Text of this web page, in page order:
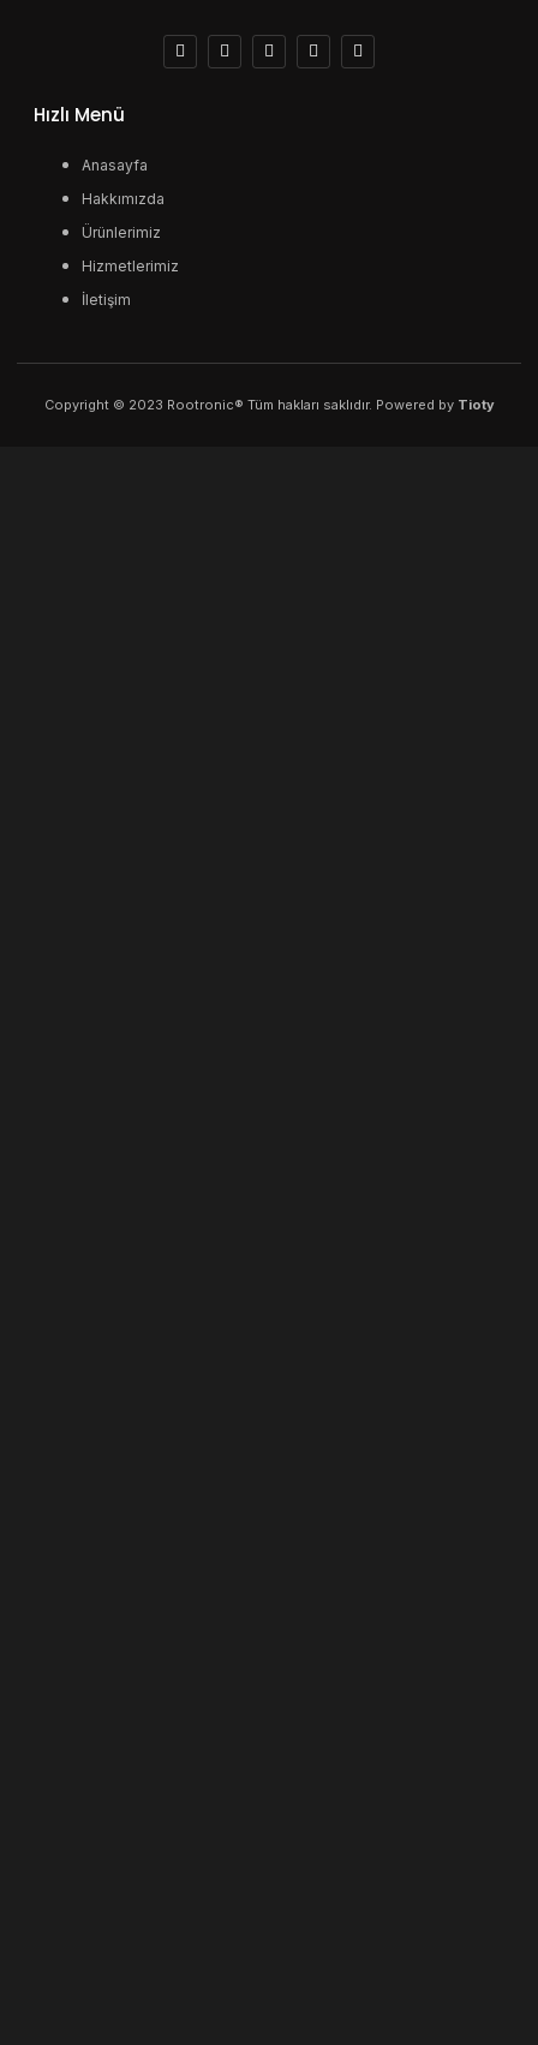
Hızlı Menü
Anasayfa
Hakkımızda
Ürünlerimiz
Hizmetlerimiz
İletişim
Copyright © 2023 Rootronic® Tüm hakları saklıdır. Powered by Tioty